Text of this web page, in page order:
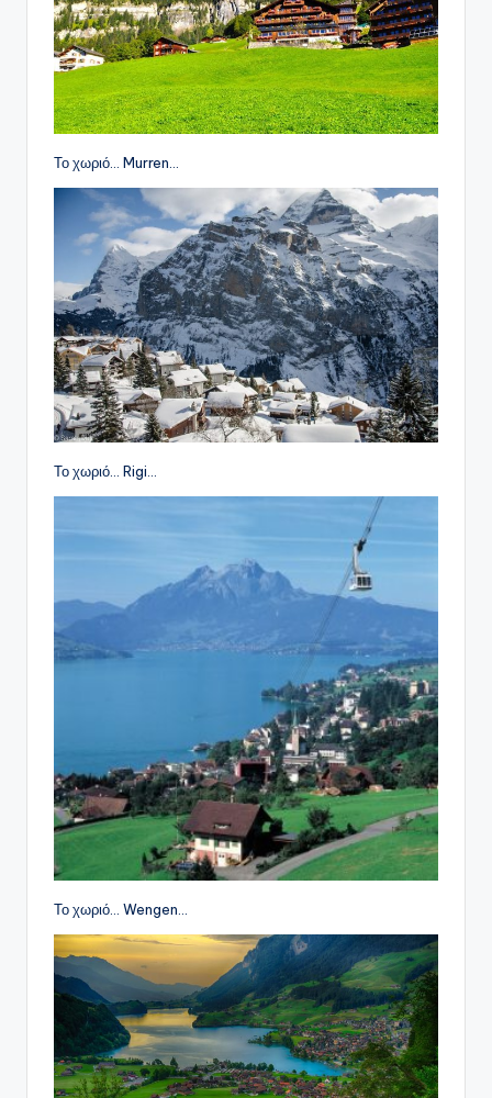
Το χωριό… Murren…
Το χωριό… Rigi…
Το χωριό… Wengen…